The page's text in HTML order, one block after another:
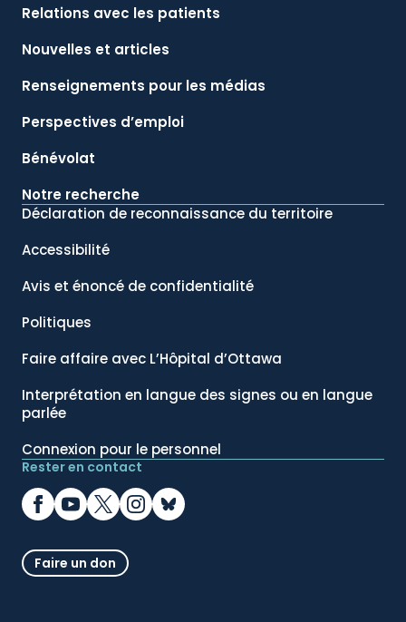
Relations avec les patients
Nouvelles et articles
Renseignements pour les médias
Perspectives d’emploi
Bénévolat
Notre recherche
Déclaration de reconnaissance du territoire
Accessibilité
Avis et énoncé de confidentialité
Politiques
Faire affaire avec L’Hôpital d’Ottawa
Interprétation en langue des signes ou en langue
parlée
Connexion pour le personnel
Rester en contact
Faire un don